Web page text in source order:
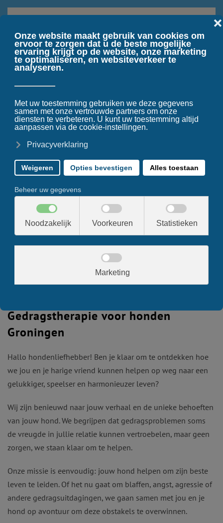
Gedragstherapie voor honden
Groningen
Hallo hondenliefhebber! Ben je klaar om te ontdekken hoe
we jou en je harige vriend kunnen helpen op weg naar een
gelukkiger, speelser en harmonieuzer leven?
Wij zijn benieuwd naar jouw verhaal en de unieke behoeften
van jouw hond. We begrijpen dat gedragsproblemen soms
de vreugde in jullie relatie kunnen vertroebelen, maar geen
zorgen, we staan klaar om te helpen.
Onze missie is eenvoudig: jouw hond helpen om zijn beste
leven te leiden. Of het nu gaat om blaffen, angst, agressie of
andere gedragsuitdagingen, we gaan samen met jou en je
hond op avontuur om deze obstakels te overwinnen.